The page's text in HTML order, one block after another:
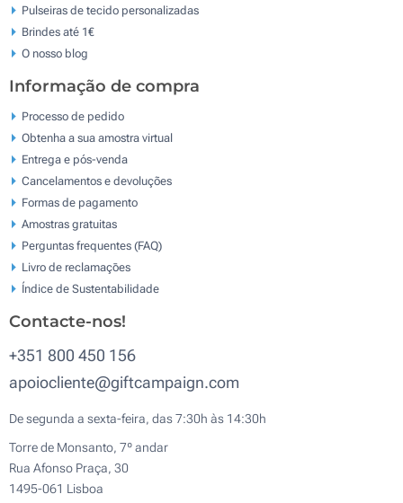
Pulseiras de tecido personalizadas
Brindes até 1€
O nosso blog
Informação de compra
Processo de pedido
Obtenha a sua amostra virtual
Entrega e pós-venda
Cancelamentos e devoluções
Formas de pagamento
Amostras gratuitas
Perguntas frequentes (FAQ)
Livro de reclamaçōes
Índice de Sustentabilidade
Contacte-nos!
+351 800 450 156
apoiocliente@giftcampaign.com
De segunda a sexta-feira, das 7:30h às 14:30h
Torre de Monsanto, 7º andar
Rua Afonso Praça, 30
1495-061 Lisboa